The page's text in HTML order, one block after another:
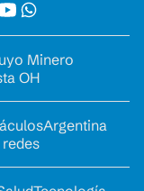
Minero
OH
Argentina